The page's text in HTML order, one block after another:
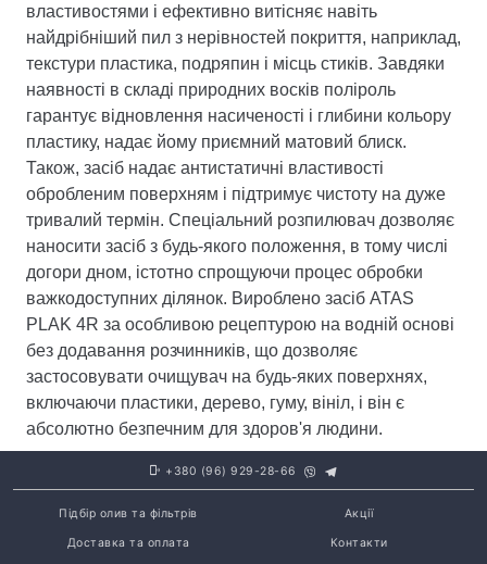
властивостями і ефективно витісняє навіть
найдрібніший пил з нерівностей покриття, наприклад,
текстури пластика, подряпин і місць стиків. Завдяки
наявності в складі природних восків поліроль
гарантує відновлення насиченості і глибини кольору
пластику, надає йому приємний матовий блиск.
Також, засіб надає антистатичні властивості
обробленим поверхням і підтримує чистоту на дуже
тривалий термін. Спеціальний розпилювач дозволяє
наносити засіб з будь-якого положення, в тому числі
догори дном, істотно спрощуючи процес обробки
важкодоступних ділянок. Вироблено засіб ATAS
PLAK 4R за особливою рецептурою на водній основі
без додавання розчинників, що дозволяє
застосовувати очищувач на будь-яких поверхнях,
включаючи пластики, дерево, гуму, вініл, і він є
абсолютно безпечним для здоров'я людини.
+380 (96) 929-28-66
Підбір олив та фільтрів Акції
Доставка та оплата Контакти